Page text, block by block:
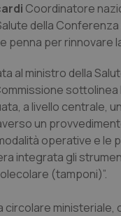
Giulia
& coronaropatie
Atopica
glucometri
Coordinatore
della Conferenza
penna per rinnovare
al ministro della
a livello centrale,
un
operative e le
integrata gli
(tamponi)”.
circolare ministeriale,